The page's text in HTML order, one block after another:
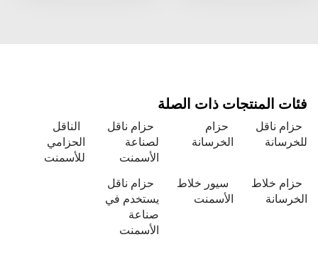
فئات المنتجات ذات الصلة
حزام ناقل
للخرسانة
حزام
الخرسانة
حزام ناقل
لصناعة
الأسمنت
الناقل
الحزامي
للأسمنت
حزام خلاط
الخرسانة
سيور خلاط
الأسمنت
حزام ناقل
يستخدم في
صناعة
الأسمنت